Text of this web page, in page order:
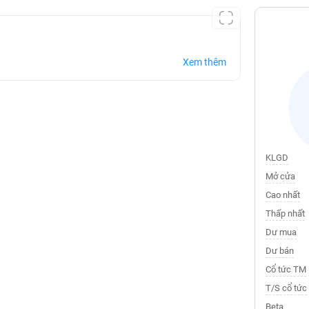
Xem thêm
KLGD
Mở cửa
Cao nhất
Thấp nhất
Dư mua
Dư bán
Cổ tức TM
T/S cổ tức
Beta